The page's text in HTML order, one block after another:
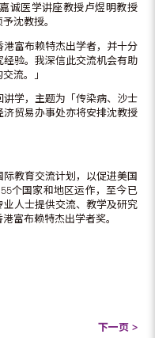
诚医学讲座教授卢煜明教授
沈教授。
富布赖特杰出学者，并十分
验。我深信此交流机会有助
流。」
学，主题为「传染病、沙士
贸易办事处亦将安排沈教授
教育交流计划，以促进美国
个国家和地区运作，至今已
人士提供交流、教学及研究
富布赖特杰出学者奖。
下一页 >